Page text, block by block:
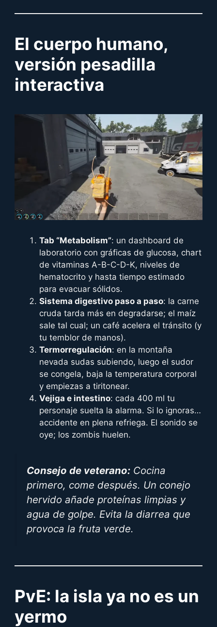
El cuerpo humano,
versión pesadilla
interactiva
Tab “Metabolism”: un dashboard de
laboratorio con gráficas de glucosa, chart
de vitaminas A-B-C-D-K, niveles de
hematocrito y hasta tiempo estimado
para evacuar sólidos.
Sistema digestivo paso a paso: la carne
cruda tarda más en degradarse; el maíz
sale tal cual; un café acelera el tránsito (y
tu temblor de manos).
Termorregulación: en la montaña
nevada sudas subiendo, luego el sudor
se congela, baja la temperatura corporal
y empiezas a tiritonear.
Vejiga e intestino: cada 400 ml tu
personaje suelta la alarma. Si lo ignoras…
accidente en plena refriega. El sonido se
oye; los zombis huelen.
Consejo de veterano: Cocina
primero, come después. Un conejo
hervido añade proteínas limpias y
agua de golpe. Evita la diarrea que
provoca la fruta verde.
PvE: la isla ya no es un
yermo